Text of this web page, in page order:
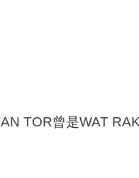
TOR曾是WAT